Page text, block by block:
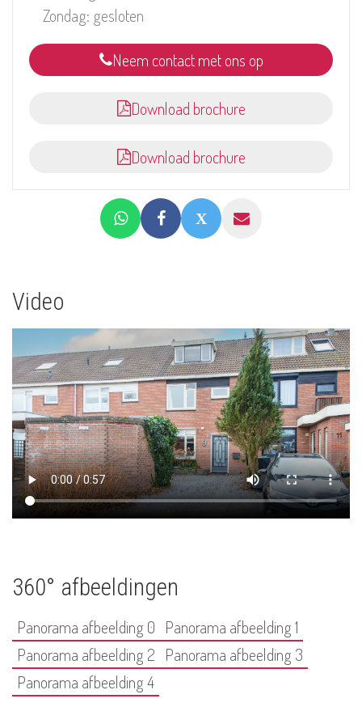
Zondag: gesloten
Neem contact met ons op
Download brochure
Download brochure
Video
360° afbeeldingen
Panorama afbeelding 0 Panorama afbeelding 1
Panorama afbeelding 2 Panorama afbeelding 3
Panorama afbeelding 4